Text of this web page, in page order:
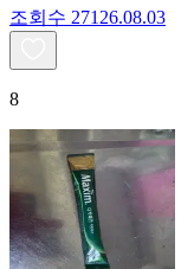
조회수 271 26.08.03
8